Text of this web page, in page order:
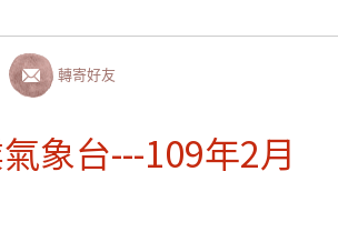
轉寄好友
象台---109年2月